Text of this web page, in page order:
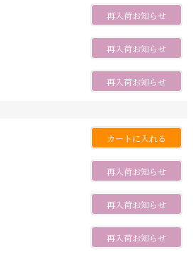
再入荷お知らせ
再入荷お知らせ
再入荷お知らせ
カートに入れる
再入荷お知らせ
再入荷お知らせ
再入荷お知らせ